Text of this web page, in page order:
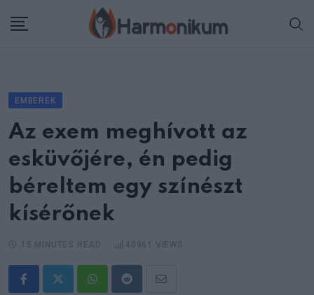
EMBEREK
Az exem meghívott az
esküvőjére, én pedig
béreltem egy színészt
kísérőnek
WhatsappRedditShare